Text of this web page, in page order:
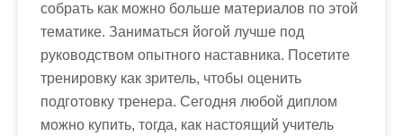
собрать как можно больше материалов по этой
тематике. Заниматься йогой лучше под
руководством опытного наставника. Посетите
тренировку как зритель, чтобы оценить
подготовку тренера. Сегодня любой диплом
можно купить, тогда, как настоящий учитель